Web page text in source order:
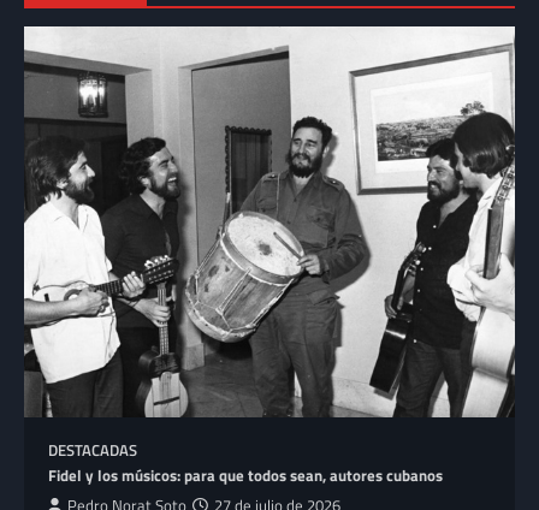
DESTACADAS
Fidel y los músicos: para que todos sean, autores cubanos